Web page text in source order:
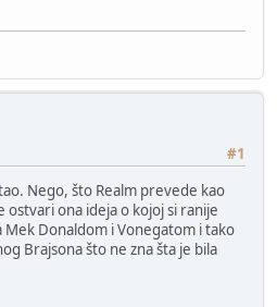
#1
Nego, što Realm prevede kao
ostvari ona ideja o kojoj si ranije
Mek Donaldom i Vonegatom i tako
Brajsona što ne zna šta je bila